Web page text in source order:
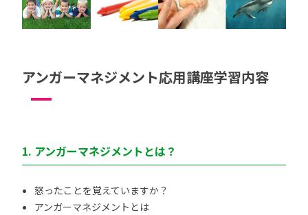
アンガーマネジメント応用講座学習内容
1. アンガーマネジメントとは？
怒ったことを覚えていますか？
アンガーマネジメントとは